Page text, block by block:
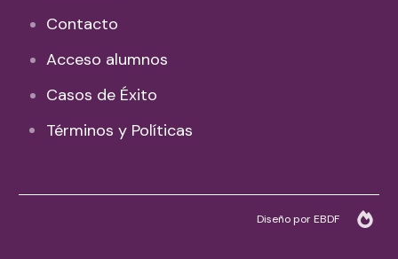
Contacto
Acceso alumnos
Casos de Éxito
Términos y Políticas
Diseño por EBDF